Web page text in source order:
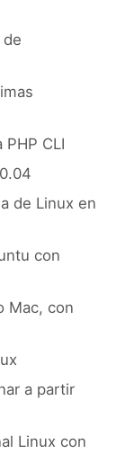
CLI
de Linux en
con
Mac, con
a partir
Linux con